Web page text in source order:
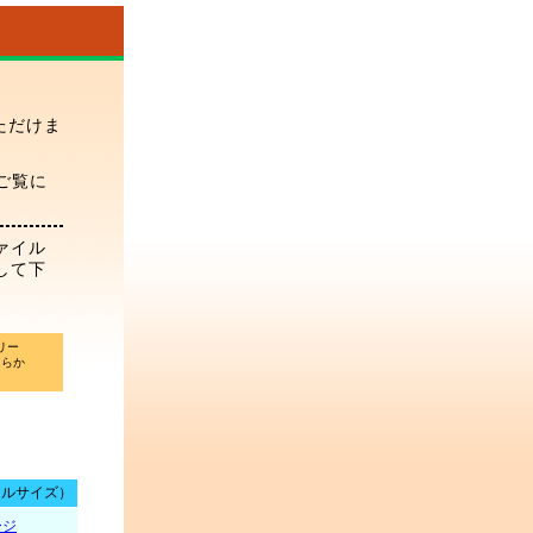
だけま
覧に
イル
て下
ー
か
サイズ）